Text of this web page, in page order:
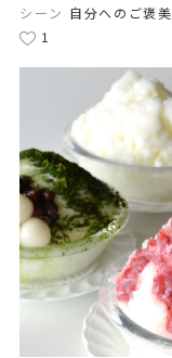
シーン 自分へのご褒美
1